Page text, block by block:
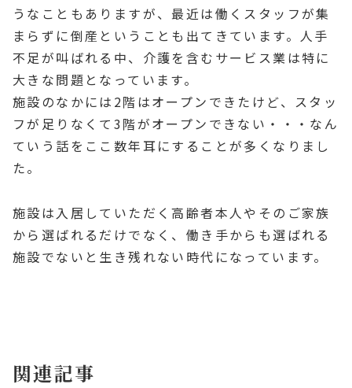
うなこともありますが、最近は働くスタッフが集
まらずに倒産ということも出てきています。人手
不足が叫ばれる中、介護を含むサービス業は特に
大きな問題となっています。
施設のなかには2階はオープンできたけど、スタッ
フが足りなくて3階がオープンできない・・・なん
ていう話をここ数年耳にすることが多くなりまし
た。
施設は入居していただく高齢者本人やそのご家族
から選ばれるだけでなく、働き手からも選ばれる
施設でないと生き残れない時代になっています。
関連記事